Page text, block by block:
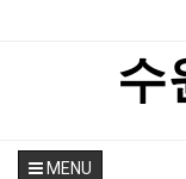
수
MENU